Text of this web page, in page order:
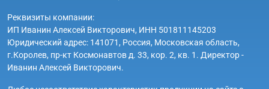
Реквизиты компании:
ИП Иванин Алексей Викторович, ИНН 501811145203
Юридический адрес: 141071, Россия, Московская область,
г.Королев, пр-кт Космонавтов д. 33, кор. 2, кв. 1. Директор -
Иванин Алексей Викторович.